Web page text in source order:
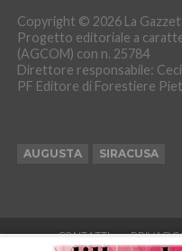
Copyright © 2026 La
Progetto editoriale a
(AGCOM) con n. 25784
Direttore responsabile:
PF Editore di Forestiere
AUGUSTA SIRACUSA
CONTATTI